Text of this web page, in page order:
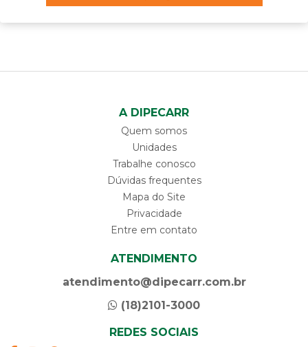
A DIPECARR
Quem somos
Unidades
Trabalhe conosco
Dúvidas frequentes
Mapa do Site
Privacidade
Entre em contato
ATENDIMENTO
atendimento@dipecarr.com.br
(18)2101-3000
REDES SOCIAIS